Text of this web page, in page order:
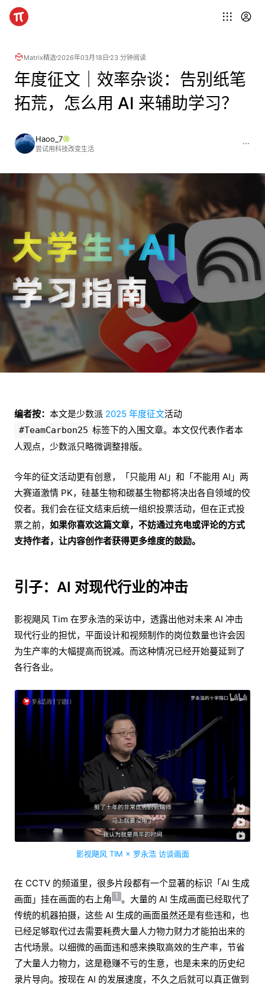
Matrix精选 2026年03月18日 23 分钟阅读
年度征文｜效率杂谈：告别纸笔
拓荒，怎么用 AI 来辅助学习？
Haoo_7
尝试用科技改变生活
编者按： 本文是少数派 2025 年度征文活动
#TeamCarbon25 标签下的入围文章。本文仅代表作者本
人观点，少数派只略微调整排版。
今年的征文活动更有创意，「只能用 AI」和「不能用 AI」两
大赛道激情 PK，硅基生物和碳基生物都将决出各自领域的佼
佼者。我们会在征文结束后统一组织投票活动，但在正式投
票之前， 如果你喜欢这篇文章，不妨通过充电或评论的方式
支持作者，让内容创作者获得更多维度的鼓励。
引子：AI 对现代行业的冲击
影视飓风 Tim 在罗永浩的采访中，透露出他对未来 AI 冲击
现代行业的担忧，平面设计和视频制作的岗位数量也许会因
为生产率的大幅提高而锐减。而这种情况已经开始蔓延到了
各行各业。
影视飓风 TIM × 罗永浩 访谈画面
在 CCTV 的频道里，很多片段都有一个显著的标识「AI 生成
画面」挂在画面的右上角 1 。大量的 AI 生成画面已经取代了
传统的机器拍摄，这些 AI 生成的画面虽然还是有些违和，也
已经足够取代过去需要耗费大量人力物力财力才能拍出来的
古代场景。以细微的画面违和感来换取高效的生产率，节省
了大量人力物力，这是稳赚不亏的生意，也是未来的历史纪
录片导向。按现在 AI 的发展速度，不久之后就可以真正做到